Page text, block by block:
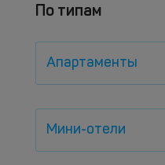
По типам
Апартаменты
Мини-отели